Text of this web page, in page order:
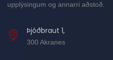
upplýsingum og annarri aðstoð.
Þjóðbraut 1,
300 Akranes